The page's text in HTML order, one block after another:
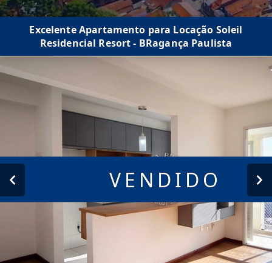
Excelente Apartamento para Locação Soleil
Residencial Resort - BRagança Paulista
VENDIDO